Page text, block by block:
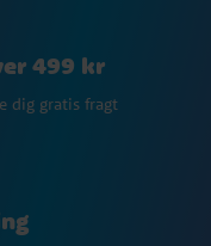
499 kr
dig gratis fragt